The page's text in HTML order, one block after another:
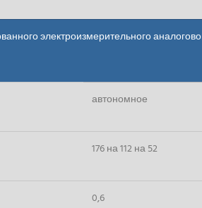
электроизмерительного
автономное
176 на 112 на 52
0,6